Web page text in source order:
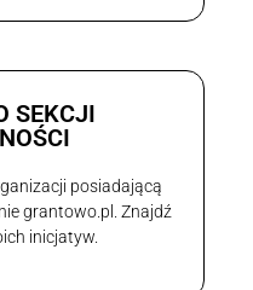
SEKCJI
posiadającą
grantowo.pl. Znajdź
inicjatyw.